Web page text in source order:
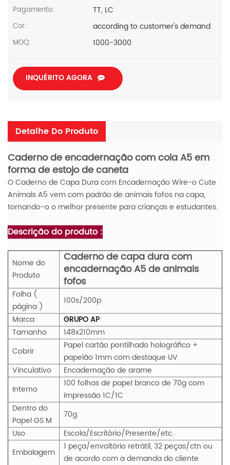
Pagamento: TT, LC
Cor: according to customer's demand
MOQ: 1000-3000
INQUÉRITO AGORA
Detalhe Do Produto
Caderno de encadernação com cola A5 em
forma de estojo de caneta
O Caderno de Capa Dura com Encadernação Wire-o Cute
Animals A5 vem com padrão de animais fofos na capa,
tornando-o o melhor presente para crianças e estudantes.
Descrição do produto :
Nome do
Produto
Caderno de capa dura com
encadernação A5 de animais
fofos
Folha (
página )
100s/200p
Marca
GRUPO AP
Tamanho
148x210mm
Cobrir
Papel cartão pontilhado holográfico +
papelão 1mm com destaque UV
Vinculativo
Encadernação de arame
Interno
100 folhas de papel branco de 70g com
impressão 1C/1C
Dentro do
PapelGS M
70g
Uso
Escola/Escritório/Presente/etc.
Embalagem
1 peça/envoltório retrátil, 32 peças/ctn ou
de acordo com a demanda do cliente